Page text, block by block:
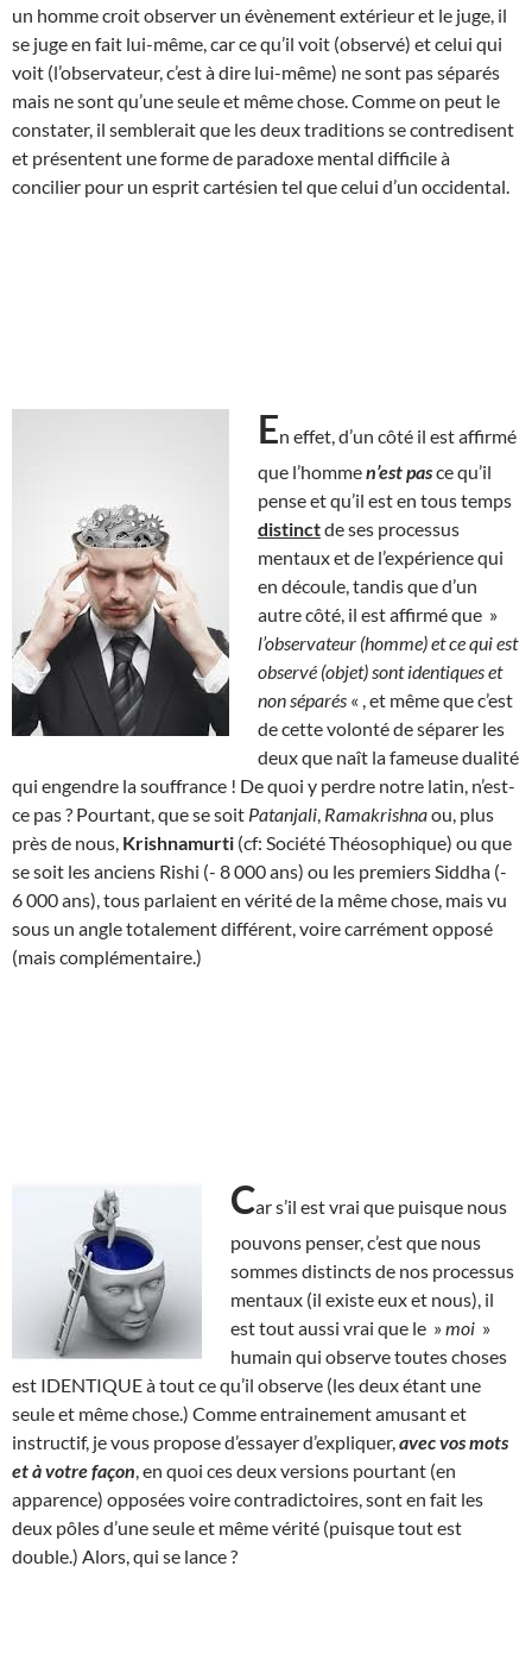
un homme croit observer un évènement extérieur et le juge, il
se juge en fait lui-même, car ce qu’il voit (observé) et celui qui
voit (l’observateur, c’est à dire lui-même) ne sont pas séparés
mais ne sont qu’une seule et même chose. Comme on peut le
constater, il semblerait que les deux traditions se contredisent
et présentent une forme de paradoxe mental difficile à
concilier pour un esprit cartésien tel que celui d’un occidental.
En effet, d’un côté il est affirmé
que l’hommen’est pasce qu’il
pense et qu’il est en tous temps
distinctde ses processus
mentaux et de l’expérience qui
en découle, tandis que d’un
autre côté, il est affirmé que »
l’observateur (homme) et ce qui est
observé (objet) sont identiques et
non séparés « , et même que c’est
de cette volonté de séparer les
deux que naît la fameuse dualité
qui engendre la souffrance ! De quoi y perdre notre latin, n’est-
ce pas ? Pourtant, que se soit Patanjali Ramakrishnaou, plus
près de nous, Krishnamurti (cf: Société Théosophique) ou que
se soit les anciens Rishi (- 8 000 ans) ou les premiers Siddha (-
6 000 ans), tous parlaient en vérité de la même chose, mais vu
sous un angle totalement différent, voire carrément opposé
(mais complémentaire.)
Car s’il est vrai que puisque nous
pouvons penser, c’est que nous
sommes distincts de nos processus
mentaux (il existe eux et nous), il
est tout aussi vrai que le »moi »
humain qui observe toutes choses
est IDENTIQUE à tout ce qu’il observe (les deux étant une
seule et même chose.) Comme entrainement amusant et
instructif, je vous propose d’essayer d’expliquer, avec vos mots
et à votre façon , en quoi ces deux versions pourtant (en
apparence) opposées voire contradictoires, sont en fait les
deux pôles d’une seule et même vérité (puisque tout est
double.) Alors, qui se lance ?